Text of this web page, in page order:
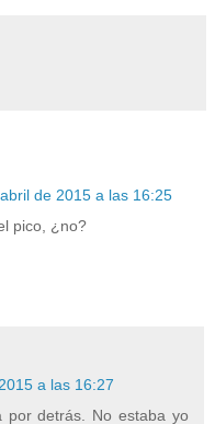
de 2015 a las 16:25
pico, ¿no?
a las 16:27
detrás. No estaba yo